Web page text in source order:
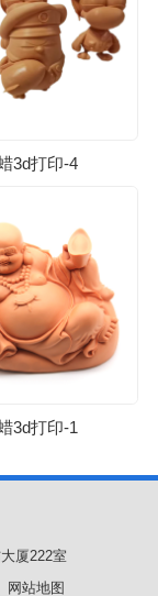
3d打印-4
3d打印-1
厦222室
网站地图